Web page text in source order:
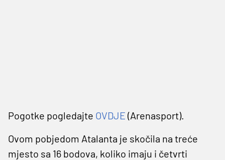
Pogotke pogledajte OVDJE (Arenasport).
Ovom pobjedom Atalanta je skočila na treće
mjesto sa 16 bodova, koliko imaju i četvrti